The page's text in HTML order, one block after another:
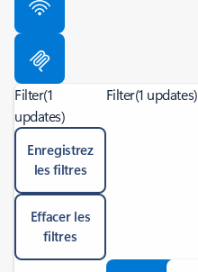
Filter(1
updates)
Enregistrez
les filtres
Effacer les
filtres
Filter(1 updates)